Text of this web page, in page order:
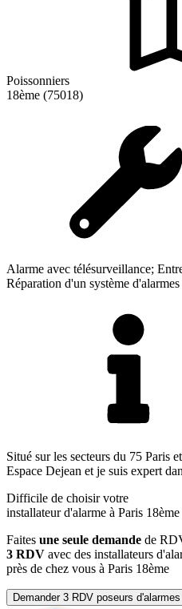
Poissonniers
18ème (75018)
Alarme avec télésurveillance;
Réparation d'un système
Situé sur les secteurs du 75 Paris
Espace Dejean et je suis expert
Difficile de choisir votre
installateur d'alarme à Paris 18ème
Faites une seule demande de
3 RDV avec des installateurs
près de chez vous à Paris 18ème
Demander 3 RDV poseurs d'alarmes